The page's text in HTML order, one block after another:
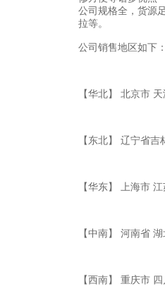
公司规格全，货源
拉等。
公司销售地区如下
【华北】 北京市
【东北】 辽宁省
【华东】 上海市
【中南】 河南省
【西南】 重庆市